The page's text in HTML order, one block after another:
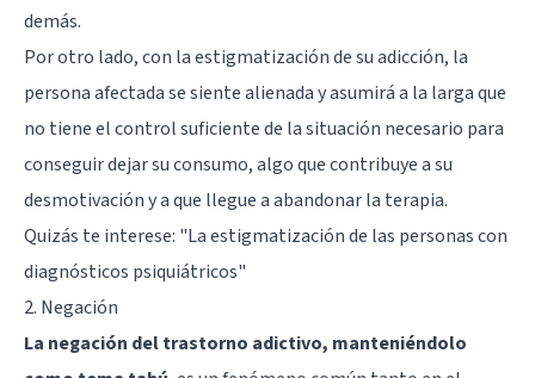
demás.
Por otro lado, con la estigmatización de su adicción, la
persona afectada se siente alienada y asumirá a la larga que
no tiene el control suficiente de la situación necesario para
conseguir dejar su consumo, algo que contribuye a su
desmotivación y a que llegue a abandonar la terapia.
Quizás te interese: "La estigmatización de las personas con
diagnósticos psiquiátricos"
2. Negación
La negación del trastorno adictivo, manteniéndolo